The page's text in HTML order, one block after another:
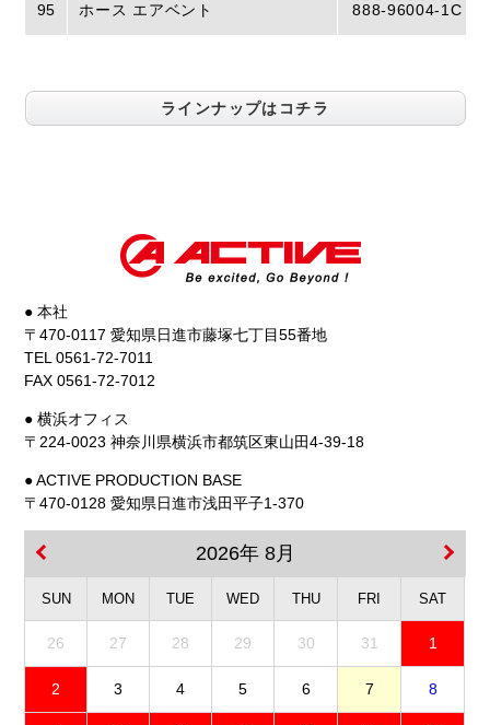
95 ホース エアベント 888-96004-1C
ラインナップはコチラ
● 本社
〒470-0117 愛知県日進市藤塚七丁目55番地
TEL 0561-72-7011
FAX 0561-72-7012
● 横浜オフィス
〒224-0023 神奈川県横浜市都筑区東山田4-39-18
● ACTIVE PRODUCTION BASE
〒470-0128 愛知県日進市浅田平子1-370
2026年 8月
SUN MON TUE WED THU FRI SAT
26 27 28 29 30 31 1
2 3 4 5 6 7 8